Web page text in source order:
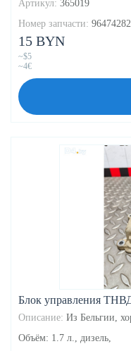
Артикул: 365019
Номер запчасти:
15 BYN
~$5
~4€
Блок управления
Описание: Из Бельгии,
Объём: 1.7 л., дизель,